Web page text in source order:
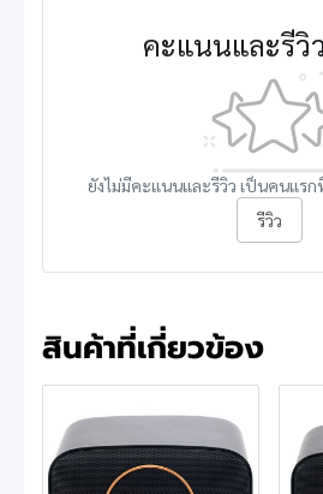
คะแนนและรีวิ
ยังไม่มีคะแนนและรีวิว เป็นคนแร
รีวิว
สินค้าที่เกี่ยวข้อง